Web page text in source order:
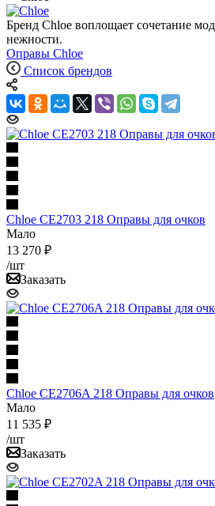
Бренд Chloe воплощает сочетание
нежности.
Оправы Chloe
Список брендов
Chloe CE2703 218 Оправы для очков
Мало
13 270 ₽
/шт
Заказать
Chloe CE2706A 218 Оправы для очков
Мало
11 535 ₽
/шт
Заказать